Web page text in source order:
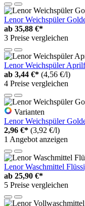
Lenor Weichspüler
ab 35,88 €*
3 Preise vergleichen
Lenor Weichspüler
ab 3,44 €* (4,56 €/l)
4 Preise vergleichen
Varianten
Lenor Weichspüler
2,96 €* (3,92 €/l)
1 Angebot anzeigen
Lenor Waschmittel
ab 25,90 €*
5 Preise vergleichen